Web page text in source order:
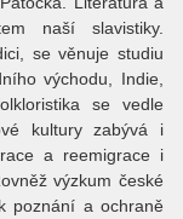
naší slavistiky.
se věnuje studiu
východu, Indie,
se vedle
kultury zabývá i
a reemigrace i
výzkum české
poznání a ochraně